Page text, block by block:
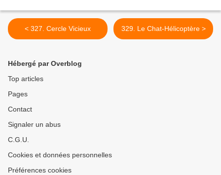
< 327. Cercle Vicieux 329. Le Chat-Hélicoptère >
Hébergé par Overblog
Top articles
Pages
Contact
Signaler un abus
C.G.U.
Cookies et données personnelles
Préférences cookies